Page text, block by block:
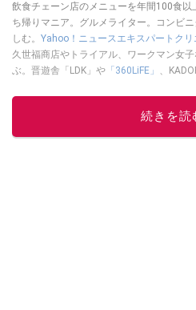
飲食チェーン店のメニューを年間100食
ち帰りマニア。グルメライター。コンビ
しむ。 Yahoo！ニュースエキスパートクリ
久世福商店やトライアル、ワークマン女
ぶ。晋遊舎「LDK」や 「360LiFE」 、
ルメライター、食の専門家として出演実績
続きを読